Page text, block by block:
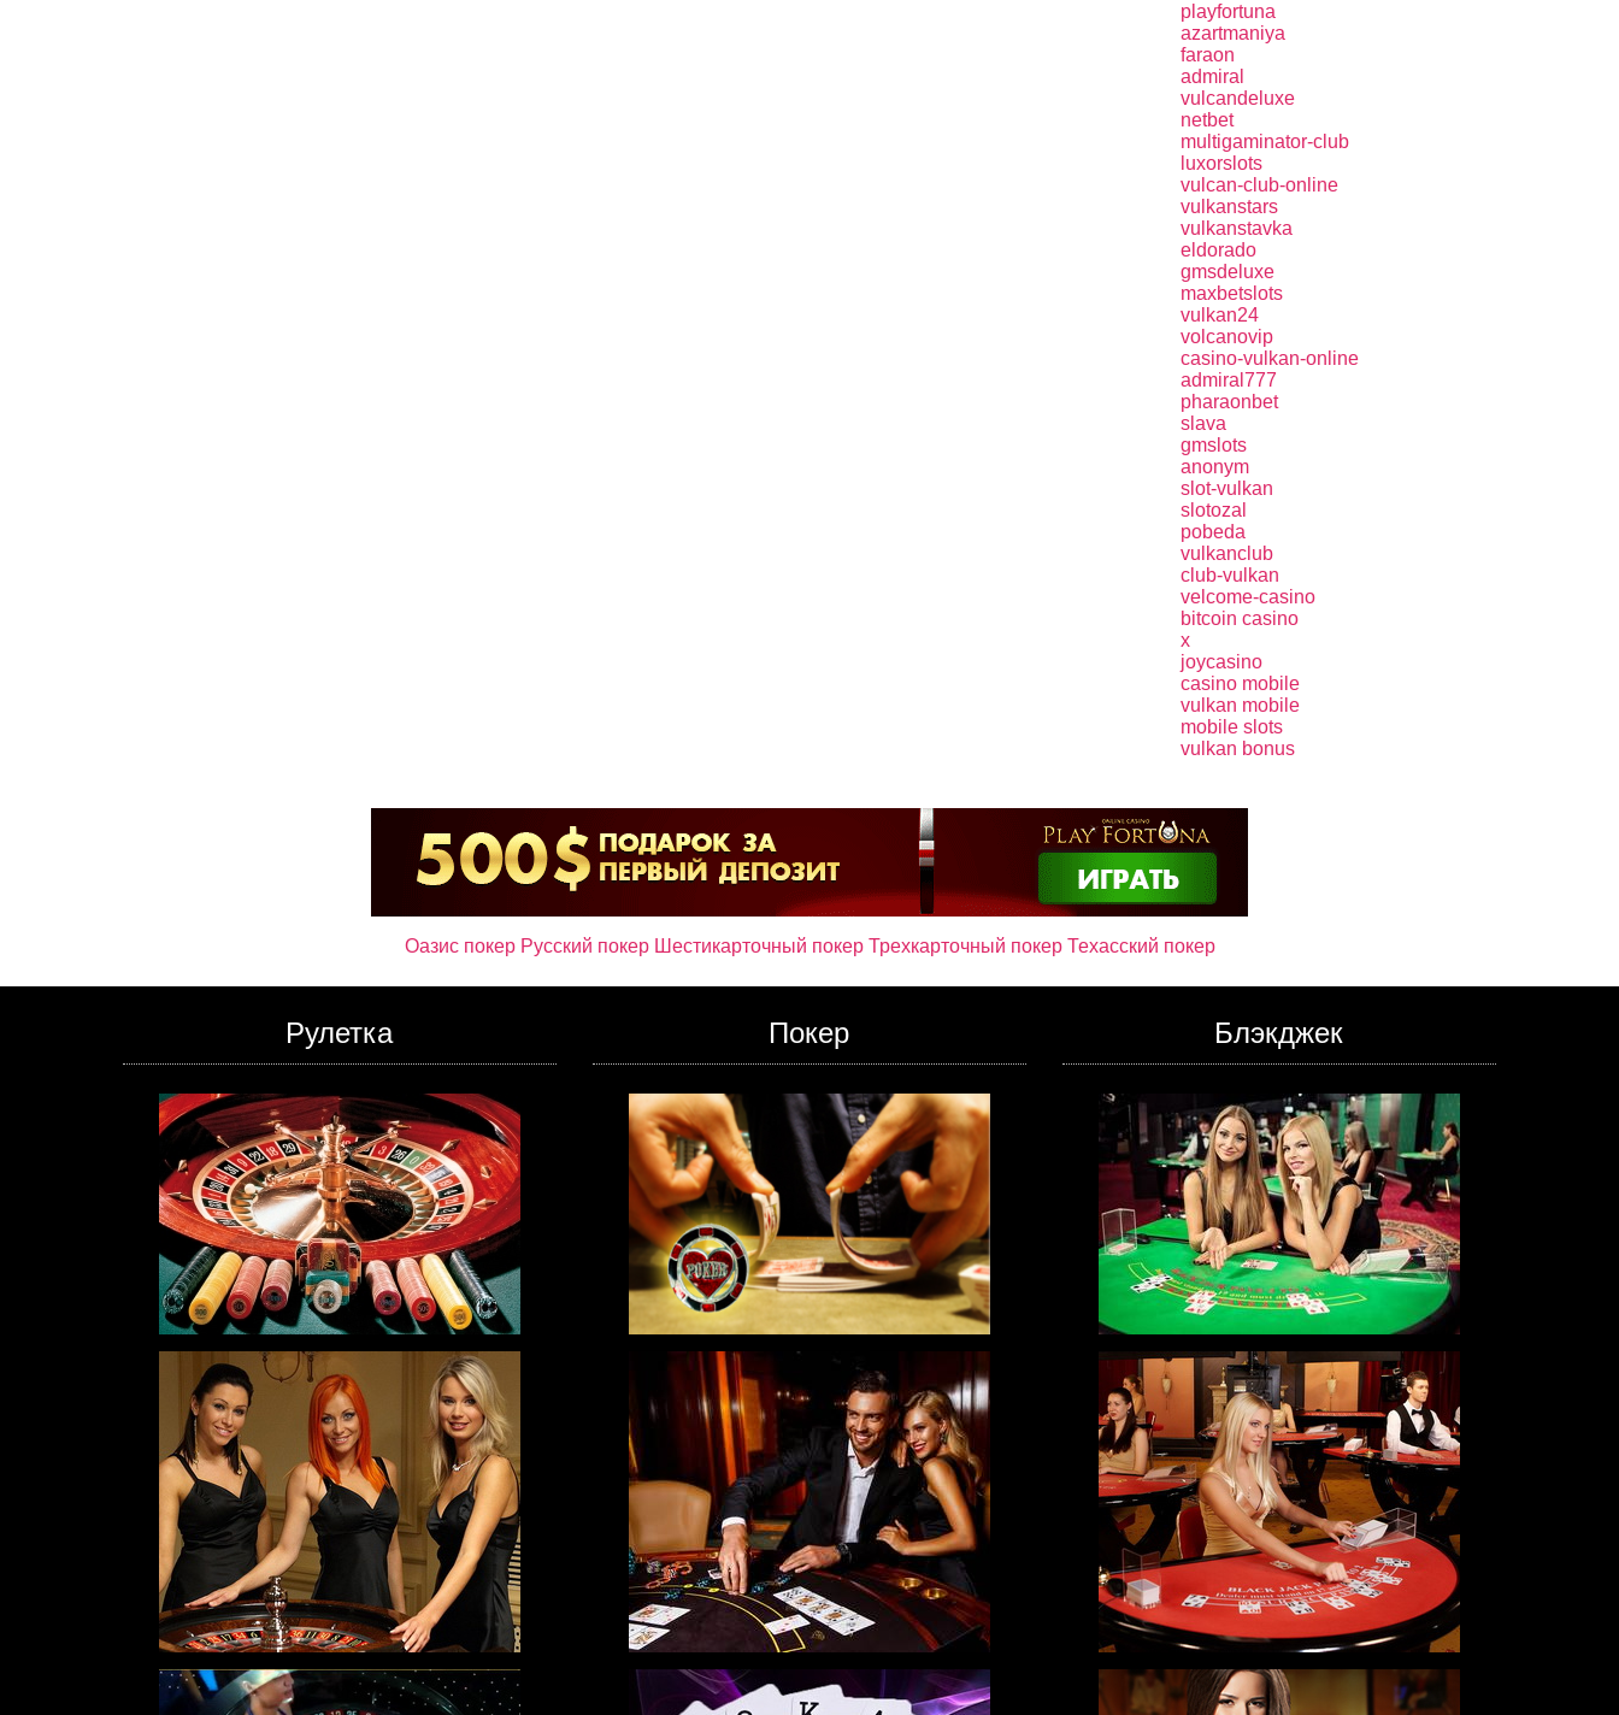
playfortuna
azartmaniya
faraon
admiral
vulcandeluxe
netbet
multigaminator-club
luxorslots
vulcan-club-online
vulkanstars
vulkanstavka
eldorado
gmsdeluxe
maxbetslots
vulkan24
volcanovip
casino-vulkan-online
admiral777
pharaonbet
slava
gmslots
anonym
slot-vulkan
slotozal
pobeda
vulkanclub
club-vulkan
velcome-casino
bitcoin casino
x
joycasino
casino mobile
vulkan mobile
mobile slots
vulkan bonus
Оазис покер Русский покер Шестикарточный покер Трехкарточный покер Техасский покер
Рулетка Покер Блэкджек